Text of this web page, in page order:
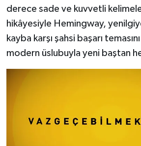
derece sade ve kuvvetli
hikâyesiyle Hemingway,
kayba karşı şahsi başarı
modern üslubuyla yeni baştan